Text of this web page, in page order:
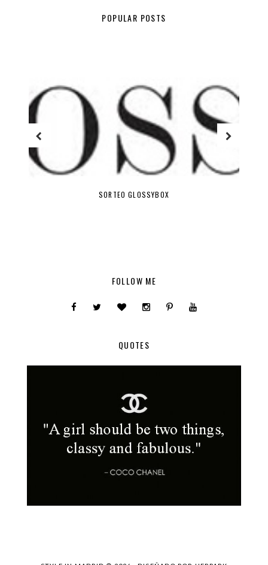
POPULAR POSTS
SORTEO GLOSSYBOX
FOLLOW ME
QUOTES